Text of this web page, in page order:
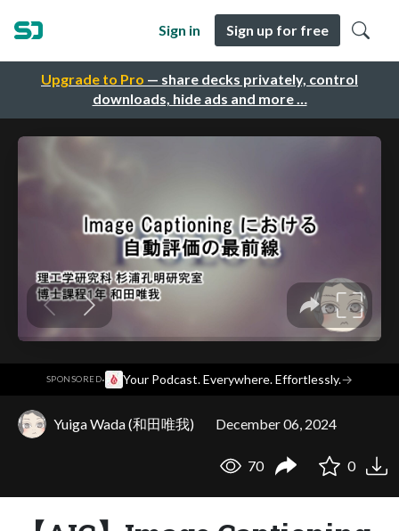
Upgrade to Pro — share decks privately, control
downloads, hide ads and more …
Sign in Sign up for free
SPONSORED· Your Podcast. Everywhere. Effortlessly.→
Yuiga Wada (和田唯我) December 06, 2024
70 0